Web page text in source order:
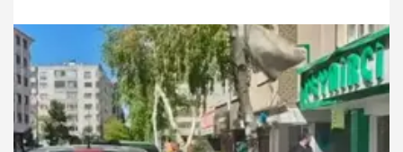
27.07.2026 Eskişehir